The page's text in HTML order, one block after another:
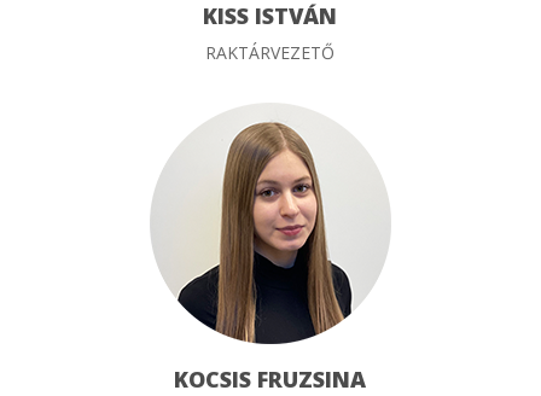
KISS ISTVÁN
RAKTÁRVEZETŐ
KOCSIS FRUZSINA